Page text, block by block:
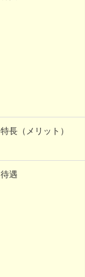
特長（メリット）
待遇